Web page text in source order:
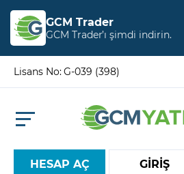
GCM Trader
GCM Trader’ı şimdi indirin.
Lisans No: G-039 (398)
HESAP AÇ GİRİŞ